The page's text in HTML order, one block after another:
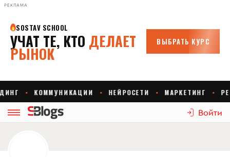
РЕКЛАМА
Войти